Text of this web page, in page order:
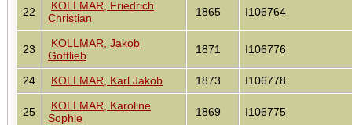
22
KOLLMAR, Friedrich
Christian
1865 I106764
23
KOLLMAR, Jakob
Gottlieb
1871 I106776
24 KOLLMAR, Karl Jakob 1873 I106778
25
KOLLMAR, Karoline
Sophie
1869 I106775